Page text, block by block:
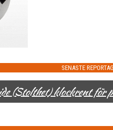
SENASTE
(Stolthet) klockrent för